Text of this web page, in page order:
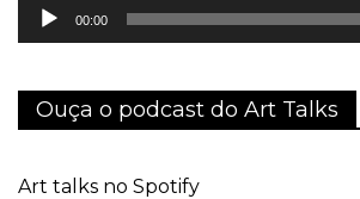
00:00
Ouça o podcast do Art Talks
Art talks no Spotify